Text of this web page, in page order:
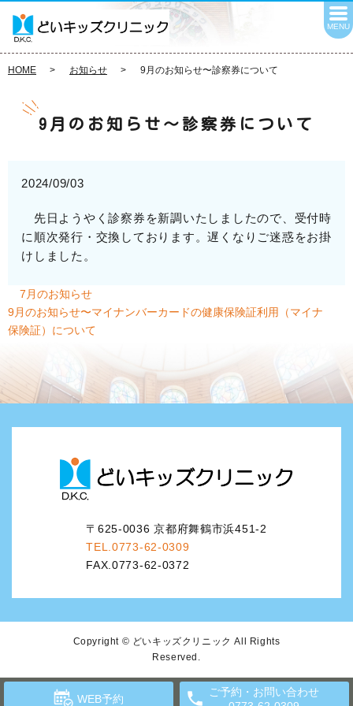
MENU
HOME お知らせ 9月のお知らせ〜診察券について
9月のお知らせ〜診察券について
2024/09/03
先日ようやく診察券を新調いたしましたので、受付時
に順次発行・交換しております。遅くなりご迷惑をお掛
けしました。
7月のお知らせ
9月のお知らせ〜マイナンバーカードの健康保険証利用（マイナ
保険証）について
WEB予約
ご予約・お問い合わせ
〒625-0036 京都府舞鶴市浜451-2
TEL.0773-62-0309
FAX.0773-62-0372
Copyright © どいキッズクリニック All Rights
Reserved.